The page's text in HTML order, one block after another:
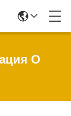
О